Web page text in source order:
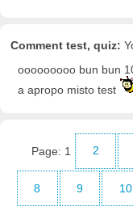
Comment test, quiz:
ooooooooo bun bun
a apropo misto test
Page: 1 2
8 9 10